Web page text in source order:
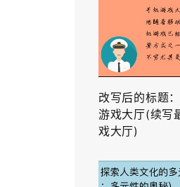
改写后的标题
游戏大厅(续写
戏大厅)